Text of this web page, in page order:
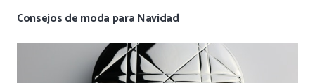
Consejos de moda para Navidad